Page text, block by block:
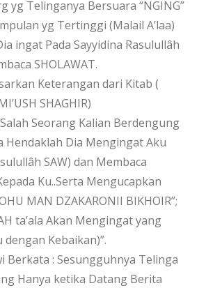
yg Telinganya Bersuara “NGING”
yg Tertinggi (Malail A’laa)
ingat Pada Sayyidina Rasulullâh
SHOLAWAT.
Keterangan dari Kitab (
SHAGHIR)
Seorang Kalian Berdengung
Hendaklah Dia Mengingat Aku
SAW) dan Membaca
Ku..Serta Mengucapkan
MAN DZAKARONII BIKHOIR”;
ta’ala Akan Mengingat yang
Kebaikan)”.
Berkata : Sesungguhnya Telinga
Hanya ketika Datang Berita